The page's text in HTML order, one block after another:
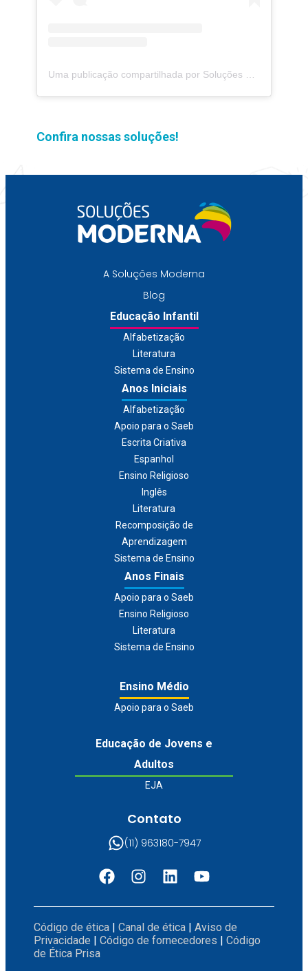
Confira nossas soluções!
A Soluções Moderna
Blog
Educação Infantil
Alfabetização
Literatura
Sistema de Ensino
Anos Iniciais
Alfabetização
Apoio para o Saeb
Escrita Criativa
Espanhol
Ensino Religioso
Inglês
Literatura
Recomposição de
Aprendizagem
Sistema de Ensino
Anos Finais
Apoio para o Saeb
Ensino Religioso
Literatura
Sistema de Ensino
Ensino Médio
Apoio para o Saeb
Educação de Jovens e
Adultos
EJA
Contato
(11) 963180-7947
Código de ética |Canal de ética |Aviso de
Privacidade |Código de fornecedores |Código
de Ética Prisa